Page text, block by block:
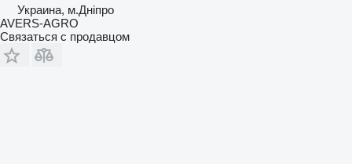
Украина, м.Дніпро
AVERS-AGRO
Связаться с продавцом